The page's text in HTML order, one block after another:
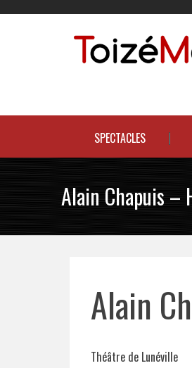
SPECTACLES
Alain Chapuis –
Alain
Théâtre de Lunéville